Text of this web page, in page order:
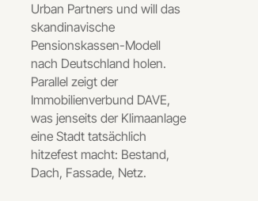
Urban Partners und will das
skandinavische
Pensionskassen-Modell
nach Deutschland holen.
Parallel zeigt der
Immobilienverbund DAVE,
was jenseits der Klimaanlage
eine Stadt tatsächlich
hitzefest macht: Bestand,
Dach, Fassade, Netz.